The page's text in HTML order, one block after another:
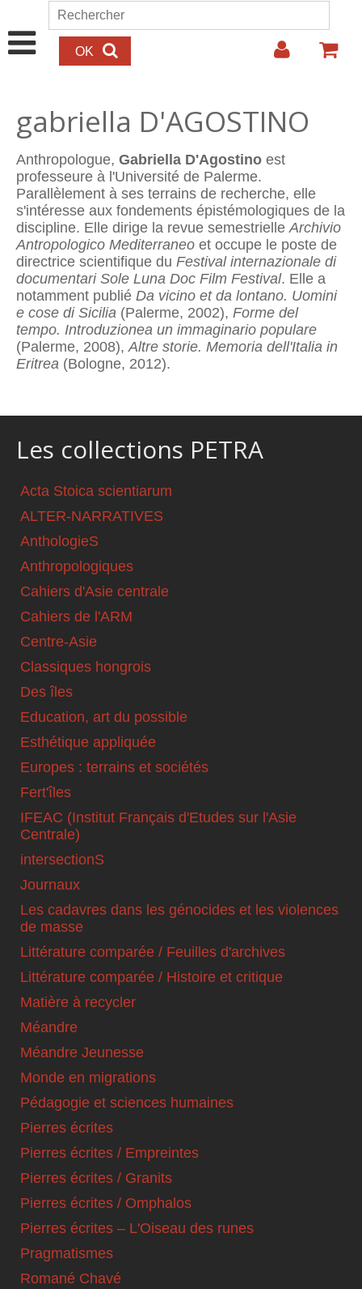
Aller au contenu principal
Formulaire de recherche
Rechercher
gabriella D'AGOSTINO
Anthropologue, Gabriella D'Agostino est
professeure à l'Université de Palerme.
Parallèlement à ses terrains de recherche, elle
s'intéresse aux fondements épistémologiques de la
discipline. Elle dirige la revue semestrielleArchivio
Antropologico Mediterraneo et occupe le poste de
directrice scientifique du Festival internazionale di
documentari Sole Luna Doc Film Festival. Elle a
notamment publié Da vicino et da lontano. Uomini
e cose di Sicilia (Palerme, 2002), Forme del
tempo. Introduzionea un immaginario populare
(Palerme, 2008),Altre storie. Memoria dell'Italia in
Eritrea (Bologne, 2012).
Les collections PETRA
Acta Stoica scientiarum
ALTER-NARRATIVES
AnthologieS
Anthropologiques
Cahiers d'Asie centrale
Cahiers de l'ARM
Centre-Asie
Classiques hongrois
Des îles
Education, art du possible
Esthétique appliquée
Europes : terrains et sociétés
Fert'îles
IFEAC (Institut Français d'Etudes sur l'Asie
Centrale)
intersectionS
Journaux
Les cadavres dans les génocides et les violences
de masse
Littérature comparée / Feuilles d'archives
Littérature comparée / Histoire et critique
Matière à recycler
Méandre
Méandre Jeunesse
Monde en migrations
Pédagogie et sciences humaines
Pierres écrites
Pierres écrites / Empreintes
Pierres écrites / Granits
Pierres écrites / Omphalos
Pierres écrites – L'Oiseau des runes
Pragmatismes
Romané Chavé